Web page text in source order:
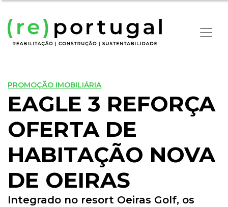
PROMOÇÃO IMOBILIÁRIA
EAGLE 3 REFORÇA
OFERTA DE
HABITAÇÃO NOVA
DE OEIRAS
Integrado no resort Oeiras Golf, os